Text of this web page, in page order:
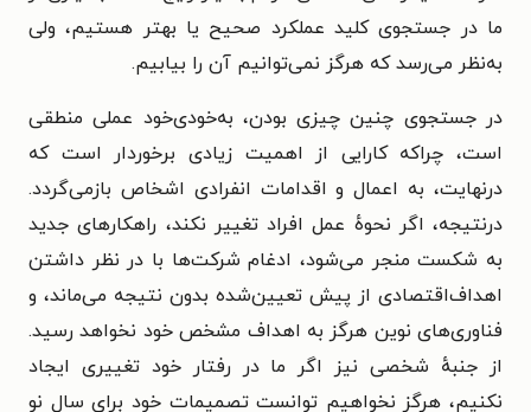
ما در جستجوی کلید عملکرد صحیح یا بهتر هستیم، ولی
به‌نظر می‌رسد که هرگز نمی‌توانیم آن را بیابیم.
در جستجوی چنین چیزی بودن، به‌خودی‌خود عملی منطقی
است، چراکه کارایی از اهمیت زیادی برخوردار است که
درنهایت، به اعمال و اقدامات انفرادی اشخاص بازمی‌گردد.
درنتیجه، اگر نحوهٔ عمل افراد تغییر نکند، راهکارهای جدید
به شکست منجر می‌شود، ادغام شرکت‌ها با در نظر داشتن
اهداف‌اقتصادی از پیش تعیین‌شده بدون نتیجه می‌ماند، و
فناوری‌های نوین هرگز به اهداف مشخص خود نخواهد رسید.
از جنبهٔ شخصی نیز اگر ما در رفتار خود تغییری ایجاد
نکنیم، هرگز نخواهیم توانست تصمیمات خود برای سال نو